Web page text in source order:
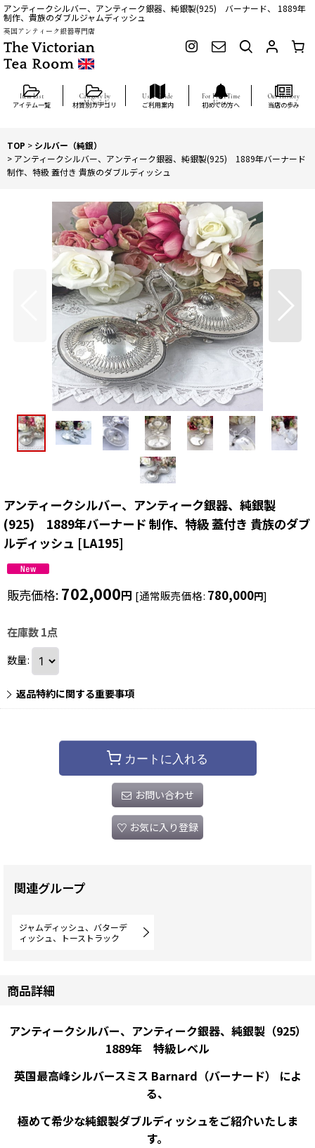
アンティークシルバー、アンティーク銀器、純銀製(925) バーナード、 1889年
制作、貴族のダブルジャムディッシュ
英国アンティーク銀器専門店
アイテム一覧 材質別カテゴリ ご利用案内 初めての方へ 当店の歩み
TOP > シルバー（純銀）
> アンティークシルバー、アンティーク銀器、純銀製(925) 1889年バーナード
制作、特級 蓋付き 貴族のダブルディッシュ
アンティークシルバー、アンティーク銀器、純銀製
(925) 1889年バーナード 制作、特級 蓋付き 貴族のダブ
ルディッシュ [LA195]
販売価格: 702,000円 [通常販売価格: 780,000円]
在庫数 1点
数量:
返品特約に関する重要事項
カートに入れる
お問い合わせ
お気に入り登録
関連グループ
ジャムディッシュ、バターデ
ィッシュ、トーストラック
商品詳細
アンティークシルバー、アンティーク銀器、純銀製（925）
1889年 特級レベル
英国最高峰シルバースミス Barnard（バーナード） によ
る、
極めて希少な純銀製ダブルディッシュをご紹介いたしま
す。